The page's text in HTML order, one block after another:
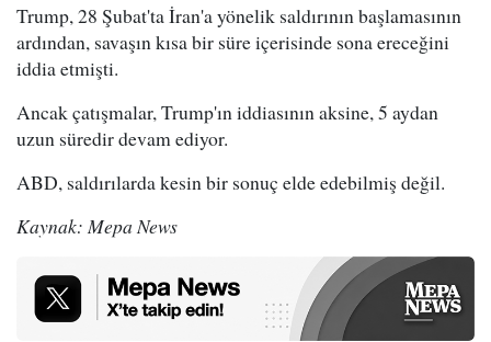
Trump, 28 Şubat'ta İran'a yönelik saldırının başlamasının
ardından, savaşın kısa bir süre içerisinde sona ereceğini
iddia etmişti.
Ancak çatışmalar, Trump'ın iddiasının aksine, 5 aydan
uzun süredir devam ediyor.
ABD, saldırılarda kesin bir sonuç elde edebilmiş değil.
Kaynak: Mepa News